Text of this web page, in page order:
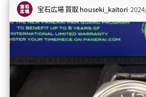
宝石広場 買取houseki_kaitori